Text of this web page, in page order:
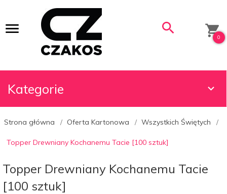
0
Kategorie
Strona główna Oferta Kartonowa Wszystkich Świętych
Topper Drewniany Kochanemu Tacie [100 sztuk]
Topper Drewniany Kochanemu Tacie
[100 sztuk]